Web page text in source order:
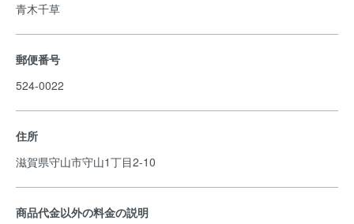
青木千草
郵便番号
524-0022
住所
滋賀県守山市守山1丁目2-10
商品代金以外の料金の説明